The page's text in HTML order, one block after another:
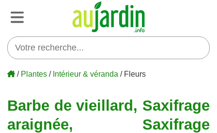
/ Plantes / Intérieur & véranda / Fleurs
Barbe de vieillard, Saxifrage
araignée, Saxifrage